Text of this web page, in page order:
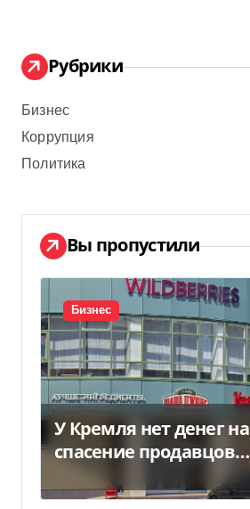
Рубрики
Бизнес
Коррупция
Политика
Вы пропустили
Бизнес
У Кремля нет денег на
спасение продавцов
Wildberries после атак
дронов